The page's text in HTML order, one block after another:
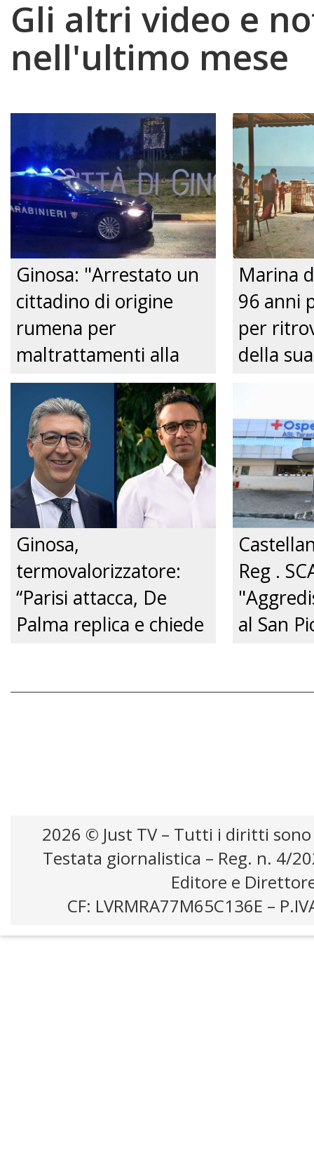
Gli altri video e
nell'ultimo mese
Ginosa: "Arrestato un
cittadino di origine
rumena per
maltrattamenti alla
convivente." Just tv
Marina
96 anni
per
della
dalla
Just tv
Ginosa,
termovalorizzatore:
“Parisi attacca, De
Palma replica e chiede
Reg .
al San
2026 © Just TV – Tutti i diritti
Testata giornalistica – Reg. n. 4/
Editore e
CF: LVRMRA77M65C136E –